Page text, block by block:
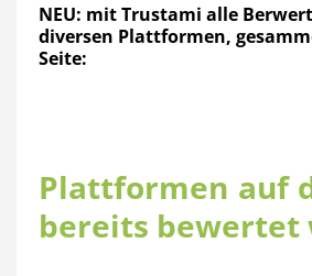
NEU: mit Trustami alle
diversen Plattformen,
Seite:
Plattformen auf
bereits bewertet